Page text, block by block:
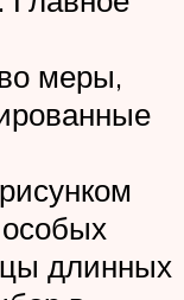
меры,
длинных